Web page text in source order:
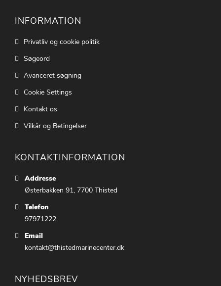
INFORMATION
Privatliv og cookie politik
Søgeord
Avanceret søgning
Cookie Settings
Kontakt os
Vilkår og Betingelser
KONTAKTINFORMATION
Addresse
Østerbakken 91, 7700 Thisted
Telefon
97971222
Email
kontakt@thistedmarinecenter.dk
NYHEDSBREV